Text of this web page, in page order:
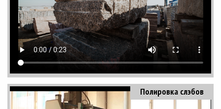
Полировка слэбов